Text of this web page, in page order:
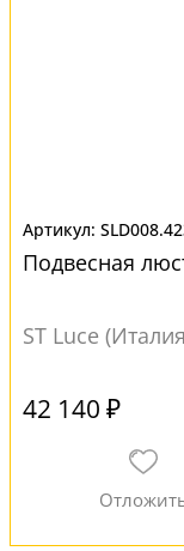
Подвесная
ST Luce
42 140 ₽